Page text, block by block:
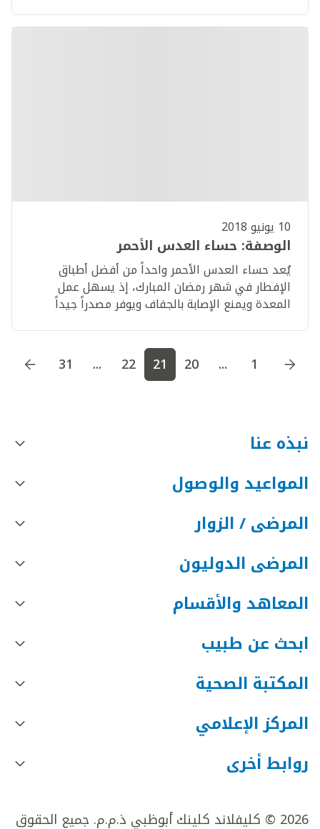
10 يونيو 2018
الوصفة: حساء العدس الأحمر
​يُعد حساء العدس الأحمر واحداً من أفضل أطباق
الإفطار في شهر رمضان المبارك، إذ يسهل عمل
المعدة ويمنع الإصابة بالجفاف ويوفر مصدراً جيداً
اذهب إلى الصفحة 1اذهب إلى الصفحة اذهب إلى 1
...
20
21
22
...
31
نبذه عنا
المواعيد والوصول
المرضى / الزوار
المرضى الدوليون
المعاهد والأقسام
ابحث عن طبيب
المكتبة الصحية
المركز الإعلامي
روابط أخرى
2026 © كليفلاند كلينك أبوظبي ذ.م.م. جميع الحقوق